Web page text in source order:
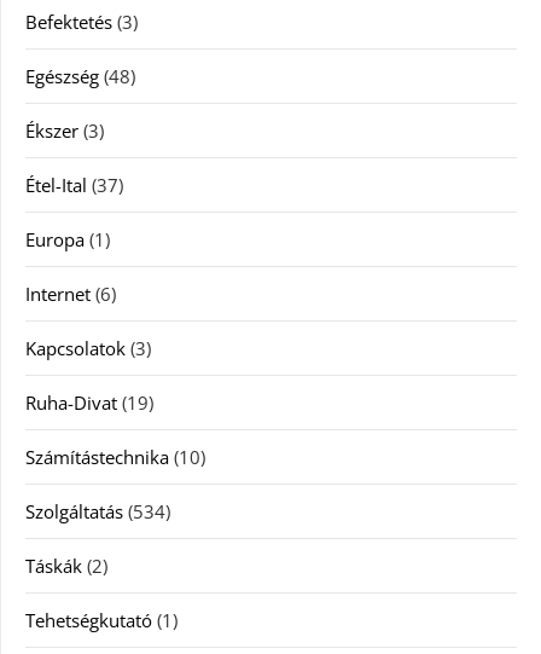
Befektetés (3)
Egészség (48)
Ékszer (3)
Étel-Ital (37)
Europa (1)
Internet (6)
Kapcsolatok (3)
Ruha-Divat (19)
Számítástechnika (10)
Szolgáltatás (534)
Táskák (2)
Tehetségkutató (1)